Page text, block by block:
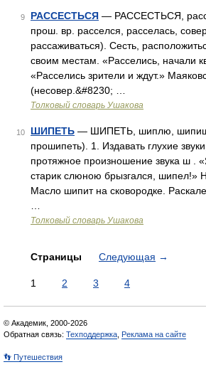
9 РАССЕСТЬСЯ — РАССЕСТЬСЯ,
прош. вр. расселся, расселась,
рассаживаться). Сесть,
своим местам. «Расселись, начали
«Расселись зрители и ждут.»
(несовер.&#8230; …
Толковый словарь Ушакова
10 ШИПЕТЬ — ШИПЕТЬ, шиплю,
прошипеть). 1. Издавать глухие
протяжное произношение звука ш .
старик слюною брызгался, шипел!»
Масло шипит на сковородке.
Толковый словарь Ушакова
Страницы Следующая →
1 2 3 4
© Академик, 2000-2026
Обратная связь: Техподдержка Реклама на сайте
👣 Путешествия